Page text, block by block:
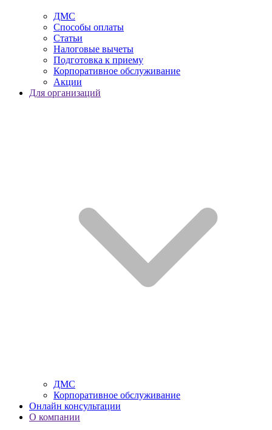
ДМС
Способы оплаты
Статьи
Налоговые вычеты
Подготовка к приему
Корпоративное обслуживание
Акции
Для организаций
ДМС
Корпоративное обслуживание
Онлайн консультации
О компании